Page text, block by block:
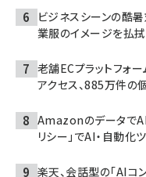
ビジネスシーンの酷暑
業服のイメージを払拭
老舗ECプラットフォー
アクセス、885万件の
AmazonのデータでAI
リシー」でAI・自動
楽天、会話型の「AIコ